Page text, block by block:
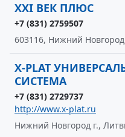
XXI ВЕК ПЛЮС
+7 (831) 2759507
603116, Нижний
X-PLAT
СИСТЕМА
+7 (831) 2729737
http://www.x-plat.ru
Нижний Новгород г.,